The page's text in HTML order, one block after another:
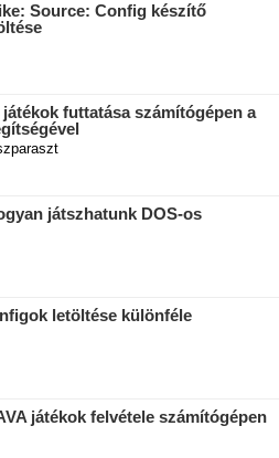
Source: Config készítő
futtatása számítógépen a
játszhatunk DOS-os
letöltése különféle
játékok felvétele számítógépen